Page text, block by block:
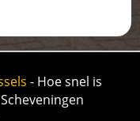
- Hoe snel is